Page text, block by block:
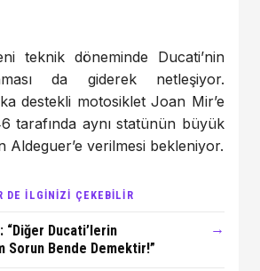
teknik döneminde Ducati’nin
da giderek netleşiyor.
destekli motosiklet Joan Mir’e
tarafında aynı statünün büyük
Aldeguer’e verilmesi bekleniyor.
DE İLGİNİZİ ÇEKEBİLİR
“Diğer Ducati’lerin
Sorun Bende Demektir!”
→